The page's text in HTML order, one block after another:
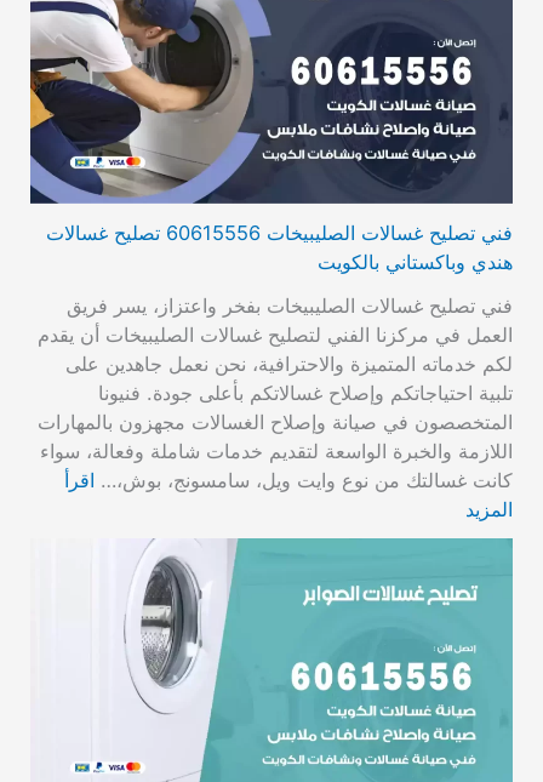
فني تصليح غسالات الصليبيخات 60615556 تصليح غسالات
هندي وباكستاني بالكويت
فني تصليح غسالات الصليبيخات بفخر واعتزاز، يسر فريق
العمل في مركزنا الفني لتصليح غسالات الصليبيخات أن يقدم
لكم خدماته المتميزة والاحترافية، نحن نعمل جاهدين على
تلبية احتياجاتكم وإصلاح غسالاتكم بأعلى جودة. فنيونا
المتخصصون في صيانة وإصلاح الغسالات مجهزون بالمهارات
اللازمة والخبرة الواسعة لتقديم خدمات شاملة وفعالة، سواء
كانت غسالتك من نوع وايت ويل، سامسونج، بوش،… اقرأ
المزيد